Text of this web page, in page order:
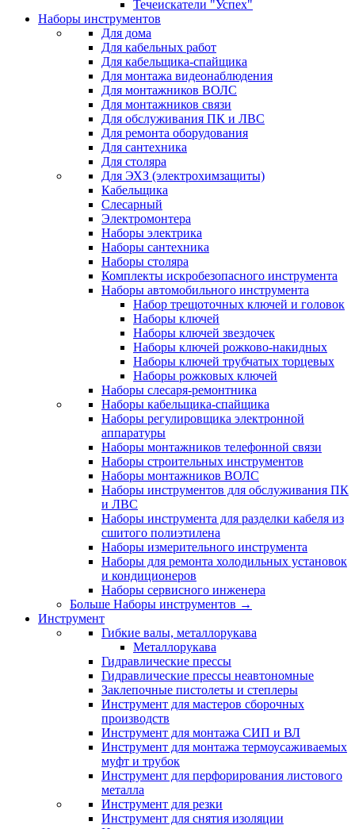
Течеискатели "Успех"
Наборы инструментов
Для дома
Для кабельных работ
Для кабельщика-спайщика
Для монтажа видеонаблюдения
Для монтажников ВОЛС
Для монтажников связи
Для обслуживания ПК и ЛВС
Для ремонта оборудования
Для сантехника
Для столяра
Для ЭХЗ (электрохимзащиты)
Кабельщика
Слесарный
Электромонтера
Наборы электрика
Наборы сантехника
Наборы столяра
Комплекты искробезопасного инструмента
Наборы автомобильного инструмента
Набор трещоточных ключей и головок
Наборы ключей
Наборы ключей звездочек
Наборы ключей рожково-накидных
Наборы ключей трубчатых торцевых
Наборы рожковых ключей
Наборы слесаря-ремонтника
Наборы кабельщика-спайщика
Наборы регулировщика электронной
аппаратуры
Наборы монтажников телефонной связи
Наборы строительных инструментов
Наборы монтажников ВОЛС
Наборы инструментов для обслуживания ПК
и ЛВС
Наборы инструмента для разделки кабеля из
сшитого полиэтилена
Наборы измерительного инструмента
Наборы для ремонта холодильных установок
и кондиционеров
Наборы сервисного инженера
Больше Наборы инструментов →
Инструмент
Гибкие валы, металлорукава
Металлорукава
Гидравлические прессы
Гидравлические прессы неавтономные
Заклепочные пистолеты и степлеры
Инструмент для мастеров сборочных
производств
Инструмент для монтажа СИП и ВЛ
Инструмент для монтажа термоусаживаемых
муфт и трубок
Инструмент для перфорирования листового
металла
Инструмент для резки
Инструмент для снятия изоляции